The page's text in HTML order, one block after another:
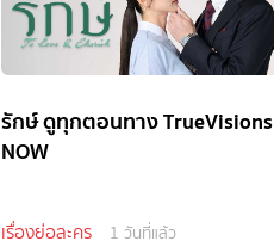
รักษ์ ดูทุกตอนทาง TrueVisions
NOW
เรื่องย่อละคร 1 วันที่แล้ว